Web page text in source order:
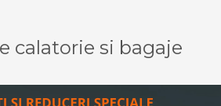
calatorie si bagaje